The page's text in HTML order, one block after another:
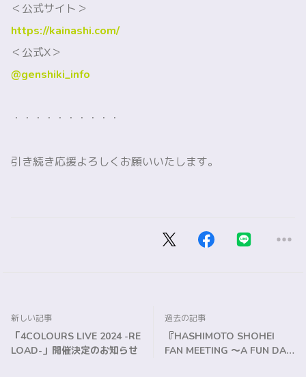
＜公式サイト＞
https://kainashi.com/
＜公式X＞
@genshiki_info
・・・・・・・・・・
引き続き応援よろしくお願いいたします。
新しい記事
「4COLOURS LIVE 2024 -RE
LOAD-」開催決定のお知らせ
過去の記事
『HASHIMOTO SHOHEI
FAN MEETING ～A FUN DAY